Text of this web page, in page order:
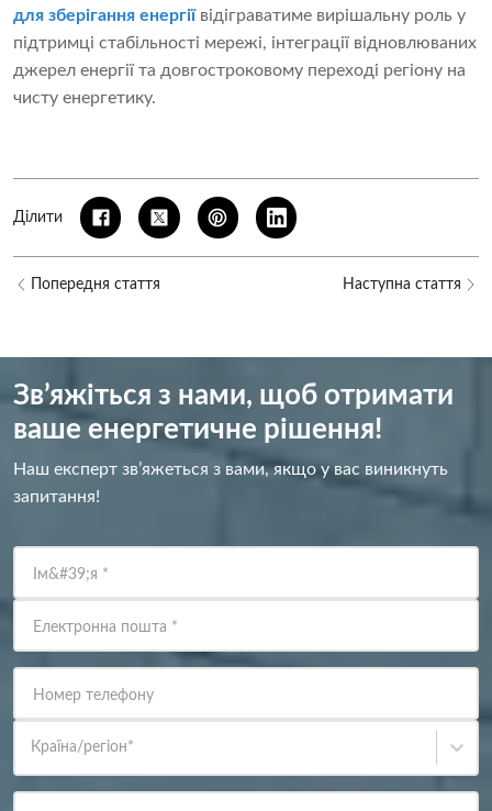
для зберігання енергіївідіграватиме вирішальну роль у
підтримці стабільності мережі, інтеграції відновлюваних
джерел енергії та довгостроковому переході регіону на
чисту енергетику.
Ділити
Попередня стаття Наступна стаття
Зв’яжіться з нами, щоб отримати
ваше енергетичне рішення!
Наш експерт зв’яжеться з вами, якщо у вас виникнуть
запитання!
Ім&#39;я *
Електронна пошта *
Номер телефону
Країна/регіон*